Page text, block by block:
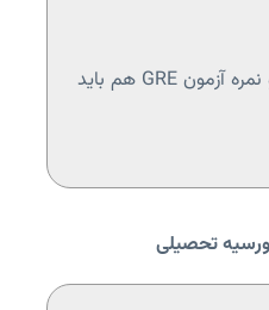
و نمره آزمون GRE هم باید